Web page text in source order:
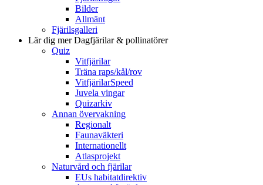
Bilder
Allmänt
Fjärilsgalleri
Lär dig merDagfjärilar & pollinatörer
Quiz
Vitfjärilar
Träna raps/kål/rov
VitfjärilarSpeed
Juvela vingar
Quizarkiv
Annan övervakning
Regionalt
Faunaväkteri
Internationellt
Atlasprojekt
Naturvård och fjärilar
EUs habitatdirektiv